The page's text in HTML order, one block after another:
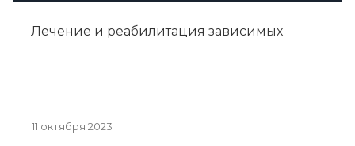
Лечение и реабилитация зависимых
11 октября 2023